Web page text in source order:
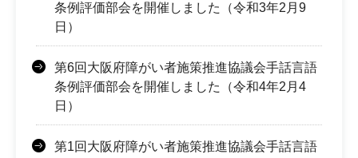
条例評価部会を開催しました（令和3年2月9
日）
第6回大阪府障がい者施策推進協議会手話言語
条例評価部会を開催しました（令和4年2月4
日）
第1回大阪府障がい者施策推進協議会手話言語